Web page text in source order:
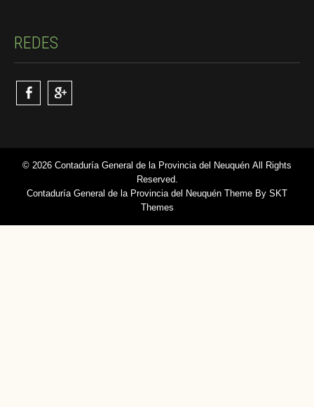
REDES
© 2026 Contaduría General de la Provincia del Neuquén All Rights
Reserved.
Contaduría General de la Provincia del Neuquén Theme By SKT
Themes